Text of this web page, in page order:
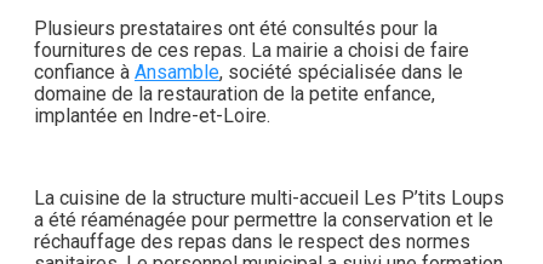
Plusieurs prestataires ont été consultés pour la
fournitures de ces repas. La mairie a choisi de faire
confiance à Ansamble, société spécialisée dans le
domaine de la restauration de la petite enfance,
implantée en Indre-et-Loire.
La cuisine de la structure multi-accueil Les P’tits Loups
a été réaménagée pour permettre la conservation et le
réchauffage des repas dans le respect des normes